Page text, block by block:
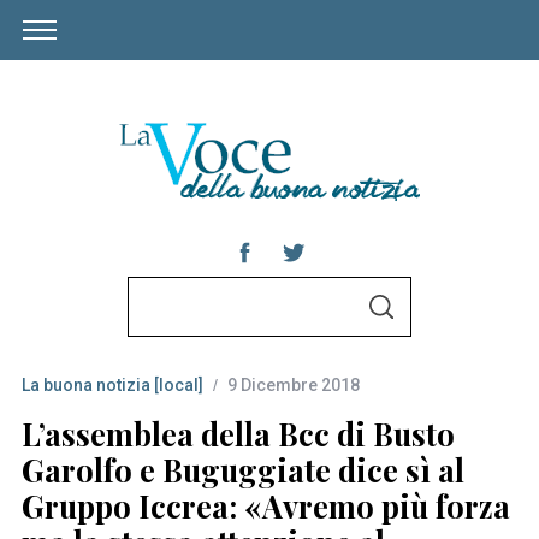
r
c
h
o
S
La buona notizia [local] 9 Dicembre 2018
L’assemblea della Bcc di Busto
Garolfo e Buguggiate dice sì al
Gruppo Iccrea: «Avremo più forza